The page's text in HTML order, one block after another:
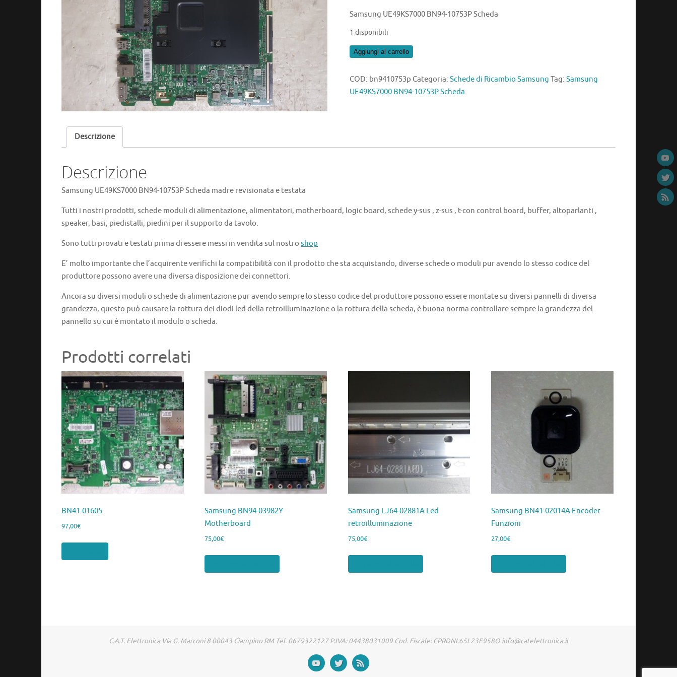
Samsung UE49KS7000 BN94-10753P Scheda
1 disponibili
Samsung
BN94-
10753P
Aggiungi al carrello
COD: bn9410753p Categoria: Schede di Ricambio Samsung Tag: Samsung
UE49KS7000 BN94-10753P Scheda
Descrizione
Descrizione
Samsung UE49KS7000 BN94-10753P Scheda madre revisionata e testata
Tutti i nostri prodotti, schede moduli di alimentazione, alimentatori, motherboard, logic board, schede y-sus , z-sus , t-con control board, buffer, altoparlanti ,
speaker, basi, piedistalli, piedini per il supporto da tavolo.
Sono tutti provati e testati prima di essere messi in vendita sul nostro shop
E’ molto importante che l’acquirente verifichi la compatibilità con il prodotto che sta acquistando, diverse schede o moduli pur avendo lo stesso codice del
produttore possono avere una diversa disposizione dei connettori.
Ancora su diversi moduli o schede di alimentazione pur avendo sempre lo stesso codice del produttore possono essere montate su diversi pannelli di diversa
grandezza, questo può causare la rottura dei diodi led della retroilluminazione o la rottura della scheda, è buona norma controllare sempre la grandezza del
pannello su cui è montato il modulo o scheda.
Prodotti correlati
BN41-01605
97,00€
Samsung BN94-03982Y
Motherboard
75,00€
Samsung LJ64-02881A Led
retroilluminazione
75,00€
Samsung BN41-02014A Encoder
Funzioni
27,00€
C.A.T. Elettronica Via G. Marconi 8 00043 Ciampino RM Tel. 0679322127 P.IVA: 04438031009 Cod. Fiscale: CPRDNL65L23E958O info@catelettronica.it